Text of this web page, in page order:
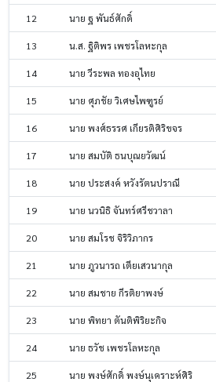
12 นาย ฐ พันธ์ศักดิ์
13 น.ส. ฐิติพร เพชรโลหะกุล
14 นาย วีระพล ทองอุไทย
15 นาย ศุภชัย วิเศษไพฑูรย์
16 นาย พงศ์ธรรศ เกียรติศิริขจร
17 นาย สมบัติ ธนบุณยวัฒน์
18 นาย ประสงค์ หวังรัตนปราณี
19 นาย นวนิธิ จันทร์ศรีชวาลา
20 นาย สมโรช จิริวิภากร
21 นาย ภูวนารถ เตียเสวนากุล
22 นาย สมชาย กีรติยาพงษ์
23 นาย พิทยา ตันติพิริยะกิจ
24 นาย ธวัช เพชรโลหะกุล
25 นาย พงษ์ศักดิ์ พงษ์นุเคราะห์ศิริ